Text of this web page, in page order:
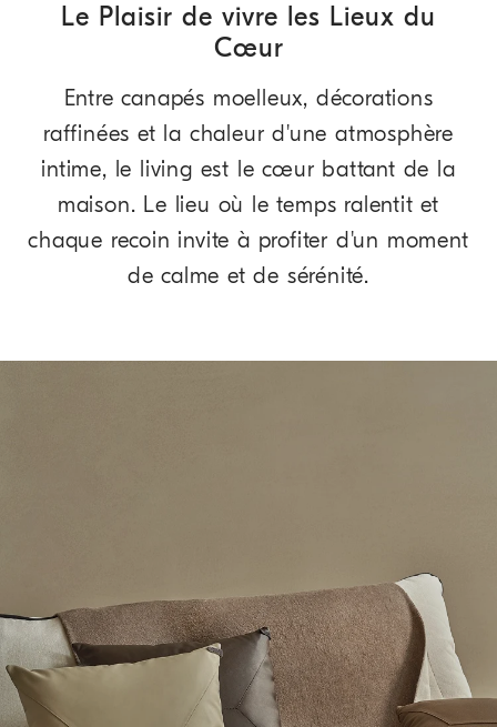
Le Plaisir de vivre les Lieux du
Cœur
Entre canapés moelleux, décorations
raffinées et la chaleur d'une atmosphère
intime, le living est le cœur battant de la
maison. Le lieu où le temps ralentit et
chaque recoin invite à profiter d'un moment
de calme et de sérénité.